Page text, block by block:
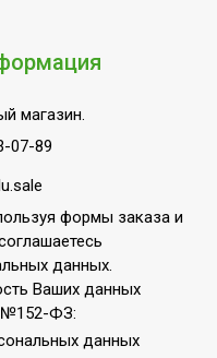
магазин.
07-89
формы заказа и
данных.
Ваших данных
№152-ФЗ:
данных